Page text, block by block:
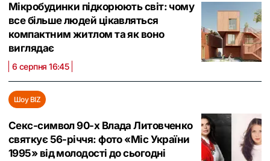
Мікробудинки підкорюють світ: чому
все більше людей цікавляться
компактним житлом та як воно
виглядає
6 серпня 16:45
Шоу BIZ
Секс-символ 90-х Влада Литовченко
святкує 56-річчя: фото «Міс України
1995» від молодості до сьогодні